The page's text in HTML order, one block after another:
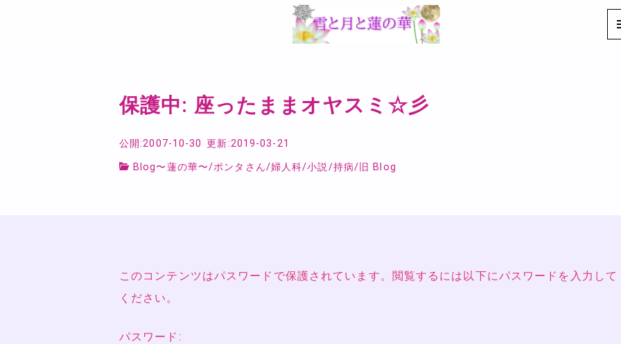
保護中: 座ったままオヤスミ☆彡
公開:2007-10-30 更新:2019-03-21
Blog〜蓮の華〜/ポンタさん/婦人科/小説/持病/ 旧 Blog
このコンテンツはパスワードで保護されています。閲覧するには以下にパスワードを入力して
ください。
パスワード: